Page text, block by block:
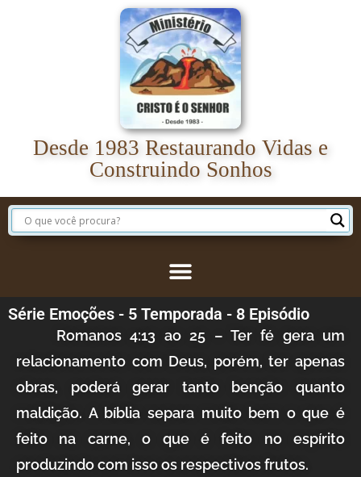
Desde 1983 Restaurando Vidas e
Construindo Sonhos
Série Emoções - 5 Temporada - 8 Episódio
Romanos 4:13 ao 25 – Ter fé gera um
relacionamento com Deus, porém, ter apenas
obras, poderá gerar tanto benção quanto
maldição. A bíblia separa muito bem o que é
feito na carne, o que é feito no espírito
produzindo com isso os respectivos frutos.